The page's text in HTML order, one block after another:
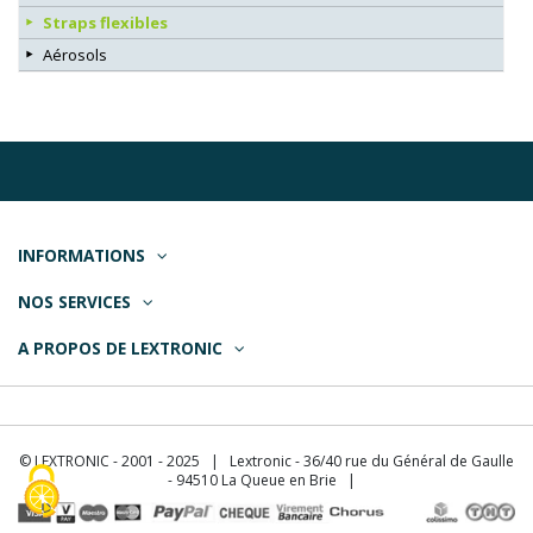
Straps flexibles
Aérosols
INFORMATIONS
NOS SERVICES
A PROPOS DE LEXTRONIC
© LEXTRONIC - 2001 - 2025 | Lextronic - 36/40 rue du Général de Gaulle
- 94510 La Queue en Brie |